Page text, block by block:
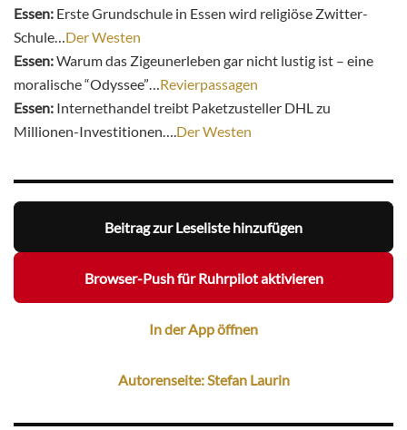
Essen: Erste Grundschule in Essen wird religiöse Zwitter-
Schule…Der Westen
Essen:Warum das Zigeunerleben gar nicht lustig ist – eine
moralische “Odyssee”…Revierpassagen
Essen: Internethandel treibt Paketzusteller DHL zu
Millionen-Investitionen….Der Westen
Beitrag zur Leseliste hinzufügen
Browser-Push für Ruhrpilot aktivieren
In der App öffnen
Autorenseite: Stefan Laurin